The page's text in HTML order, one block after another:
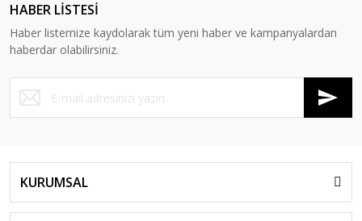
HABER LİSTESİ
Haber listemize kaydolarak tüm yeni haber ve kampanyalardan
haberdar olabilirsiniz.
KURUMSAL